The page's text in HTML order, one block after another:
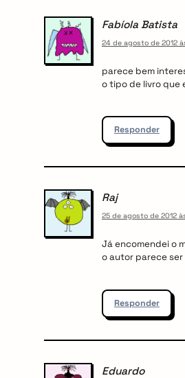
Fabíola Batista
24 de agosto de 2012
parece bem
o tipo de livro que
Responder
Raj
25 de agosto de 2012
Já encomendei o
o autor parece ser
Responder
Eduardo